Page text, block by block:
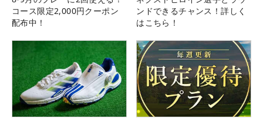
コース限定2,000円クーポン
配布中！
ンドできるチャンス！詳しく
はこちら！